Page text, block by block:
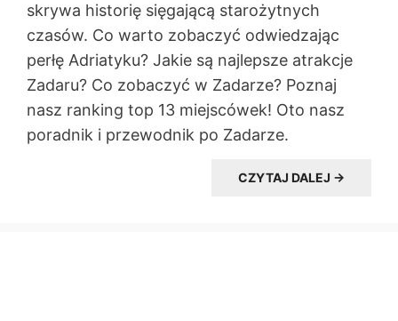
skrywa historię sięgającą starożytnych
czasów. Co warto zobaczyć odwiedzając
perłę Adriatyku? Jakie są najlepsze atrakcje
Zadaru? Co zobaczyć w Zadarze? Poznaj
nasz ranking top 13 miejscówek! Oto nasz
poradnik i przewodnik po Zadarze.
CZYTAJ DALEJ →